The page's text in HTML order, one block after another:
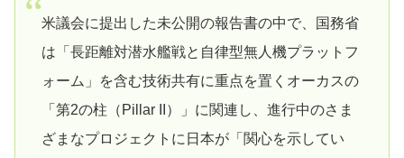
米議会に提出した未公開の報告書の中で、国務省
は「長距離対潜水艦戦と自律型無人機プラットフ
ォーム」を含む技術共有に重点を置くオーカスの
「第2の柱（Pillar II）」に関連し、進行中のさま
ざまなプロジェクトに日本が「関心を示してい